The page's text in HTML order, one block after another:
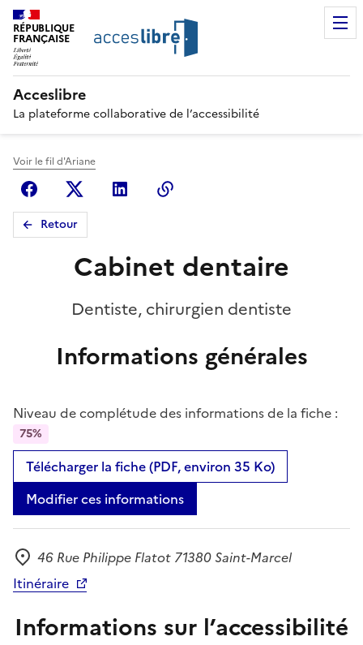
RÉPUBLIQUE
FRANÇAISE
Acceslibre
La plateforme collaborative de l’accessibilité
Voir le fil d'Ariane
FacebookX (anciennement Twitter)
Linkedin
Retour
Cabinet dentaire
Dentiste, chirurgien dentiste
Informations générales
Niveau de complétude des informations de la fiche :
75%
Télécharger la fiche (PDF, environ 35 Ko)
Modifier ces informations
Adresse
46 Rue Philippe Flatot 71380 Saint-Marcel
Itinéraire
Informations sur l’accessibilité